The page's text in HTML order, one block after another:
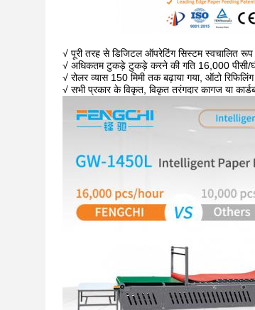
√ पूरी तरह से डिजिटल ऑपरेटिंग सिस्टम स्वचालित
√ अधिकतम टुकड़े टुकड़े करने की गति 16,000
√ रोलर व्यास 150 मिमी तक बढ़ाया गया, ऑटो
√ सभी प्रकार के विकृत, विकृत तरंगदार कागज या